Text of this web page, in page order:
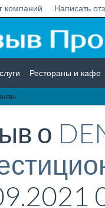
компаний Написать
Рестораны и кафе
о